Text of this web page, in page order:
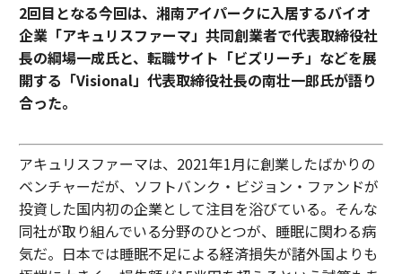
2回目となる今回は、湘南アイパークに入居するバイオ
企業「アキュリスファーマ」共同創業者で代表取締役社
長の綱場一成氏と、転職サイト「ビズリーチ」などを展
開する「Visional」代表取締役社長の南壮一郎氏が語り
合った。
アキュリスファーマは、2021年1月に創業したばかりの
ベンチャーだが、ソフトバンク・ビジョン・ファンドが
投資した国内初の企業として注目を浴びている。そんな
同社が取り組んでいる分野のひとつが、睡眠に関わる病
気だ。日本では睡眠不足による経済損失が諸外国よりも